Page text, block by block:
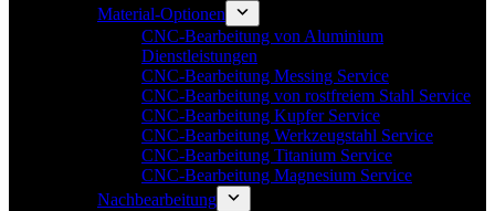
Material-Optionen
CNC-Bearbeitung von Aluminium
Dienstleistungen
CNC-Bearbeitung Messing Service
CNC-Bearbeitung von rostfreiem Stahl Service
CNC-Bearbeitung Kupfer Service
CNC-Bearbeitung Werkzeugstahl Service
CNC-Bearbeitung Titanium Service
CNC-Bearbeitung Magnesium Service
Nachbearbeitung